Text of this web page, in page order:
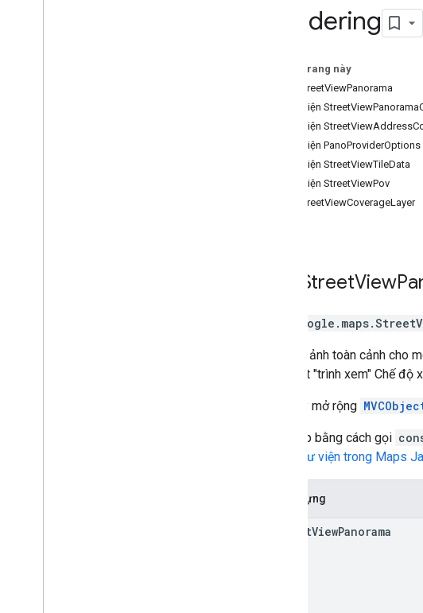
Rendering
Trên trang này
Lớp StreetViewPanorama
Giao diện
Giao diện
Giao diện PanoProviderOptions
Giao diện StreetViewTileData
Giao diện StreetViewPov
Lớp StreetViewCoverageLayer
StreetView
google.maps.
Hiển thị ảnh toàn cảnh cho
cấp một "trình xem" Chế
Lớp này mở rộng
Truy cập bằng cách gọi
Thư viện trong Maps
Hàm dựng
StreetViewPanorama